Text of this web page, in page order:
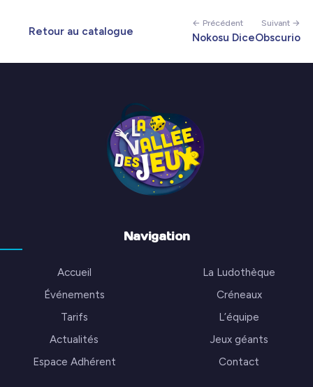
Retour au catalogue
← Précédent
Nokosu Dice
Suivant →
Obscurio
Navigation
Accueil
La Ludothèque
Événements
Créneaux
Tarifs
L’équipe
Actualités
Jeux géants
Espace Adhérent
Contact